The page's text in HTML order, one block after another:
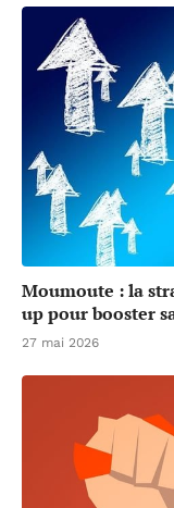
Moumoute : la
up pour booster
27 mai 2026